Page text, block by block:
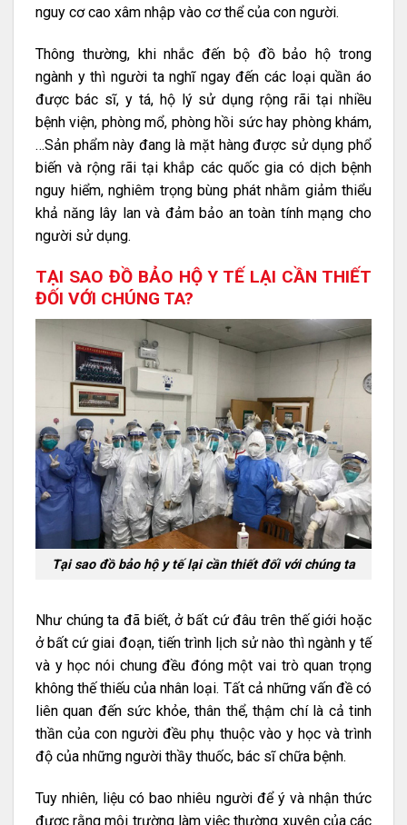
nguy cơ cao xâm nhập vào cơ thể của con người.
Thông thường, khi nhắc đến bộ đồ bảo hộ trong
ngành y thì người ta nghĩ ngay đến các loại quần áo
được bác sĩ, y tá, hộ lý sử dụng rộng rãi tại nhiều
bệnh viện, phòng mổ, phòng hồi sức hay phòng khám,
…Sản phẩm này đang là mặt hàng được sử dụng phổ
biến và rộng rãi tại khắp các quốc gia có dịch bệnh
nguy hiểm, nghiêm trọng bùng phát nhằm giảm thiểu
khả năng lây lan và đảm bảo an toàn tính mạng cho
người sử dụng.
TẠI SAO ĐỒ BẢO HỘ Y TẾ LẠI CẦN THIẾT
ĐỐI VỚI CHÚNG TA?
Tại sao đồ bảo hộ y tế lại cần thiết đối với chúng ta
Như chúng ta đã biết, ở bất cứ đâu trên thế giới hoặc
ở bất cứ giai đoạn, tiến trình lịch sử nào thì ngành y tế
và y học nói chung đều đóng một vai trò quan trọng
không thế thiếu của nhân loại. Tất cả những vấn đề có
liên quan đến sức khỏe, thân thể, thậm chí là cả tinh
thần của con người đều phụ thuộc vào y học và trình
độ của những người thầy thuốc, bác sĩ chữa bệnh.
Tuy nhiên, liệu có bao nhiêu người để ý và nhận thức
được rằng môi trường làm việc thường xuyên của các